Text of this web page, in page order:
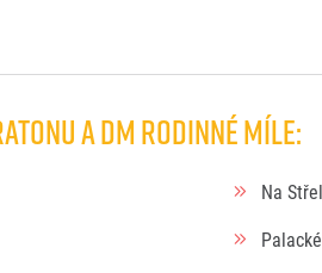
a dm rodinné míle:
Na